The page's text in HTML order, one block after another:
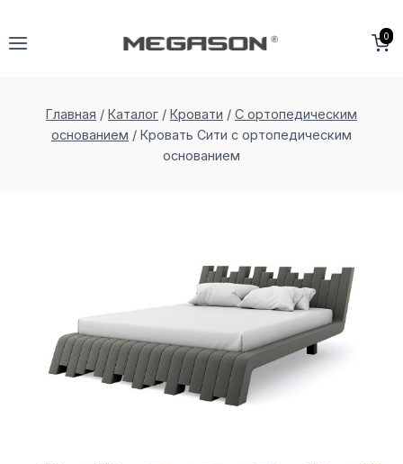
0
Главная / Каталог / Кровати / С ортопедическим
основанием / Кровать Сити с ортопедическим
основанием